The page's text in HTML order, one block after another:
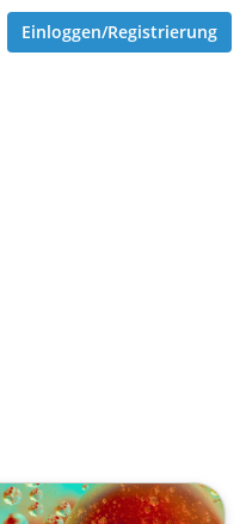
Einloggen/Registrierung